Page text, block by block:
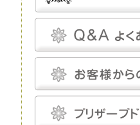
プリザーブドフラワー
プリザーブドフラワーは、一見、生
ための作業も施されます。
プリザーブドフラワーは染色も可能
るのですが、メンテナンスフリーとい
温度と湿度に対してはデリケートで
いと、ヒビや色あせなどの発生を招
なしにして完全管理する必要はなく
プリザーブドフラワーにとって最適
50％程度です。プリザーブドフラワ
で、茎は後付けになります。そのた
プレイまで、さまざまな用途で使えま